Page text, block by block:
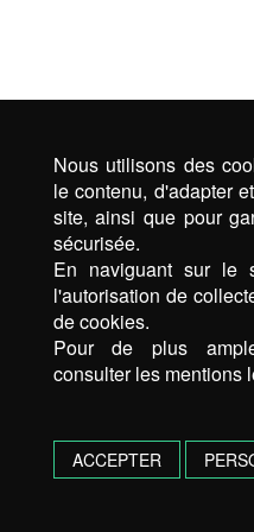
Nous utilisons des
le contenu, d'adapter
site, ainsi que pour
sécurisée.
En naviguant sur le
l'autorisation de
de cookies.
Pour de plus
consulter les mentions
ACCEPTER